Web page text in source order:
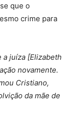
que o
crime para
a juíza [Elizabeth
novamente.
Cristiano,
da mãe de